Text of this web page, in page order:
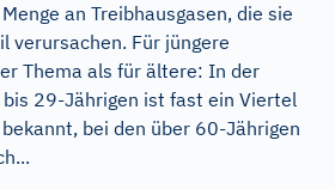
an Treibhausgasen, die sie
verursachen. Für jüngere
Thema als für ältere: In der
29-Jährigen ist fast ein Viertel
bei den über 60-Jährigen